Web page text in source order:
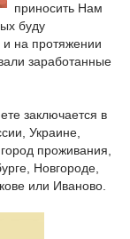
приносить Нам
буду
и на протяжении
заработанные
заключается в
Украине,
проживания,
Новгороде,
или Иваново.